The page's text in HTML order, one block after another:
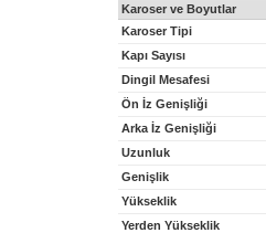
Karoser ve Boyutlar
Karoser Tipi
Kapı Sayısı
Dingil Mesafesi
Ön İz Genişliği
Arka İz Genişliği
Uzunluk
Genişlik
Yükseklik
Yerden Yükseklik